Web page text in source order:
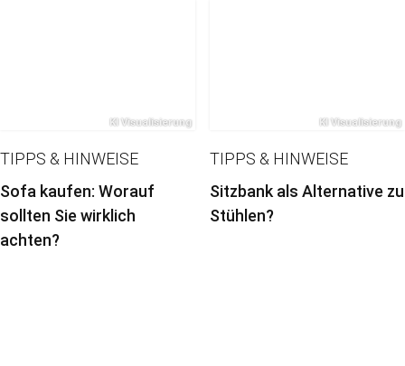
TIPPS & HINWEISE
Sofa kaufen: Worauf
sollten Sie wirklich
achten?
TIPPS & HINWEISE
Sitzbank als Alternative zu
Stühlen?